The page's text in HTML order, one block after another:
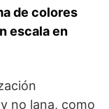
de colores
escala en
y no lana, como